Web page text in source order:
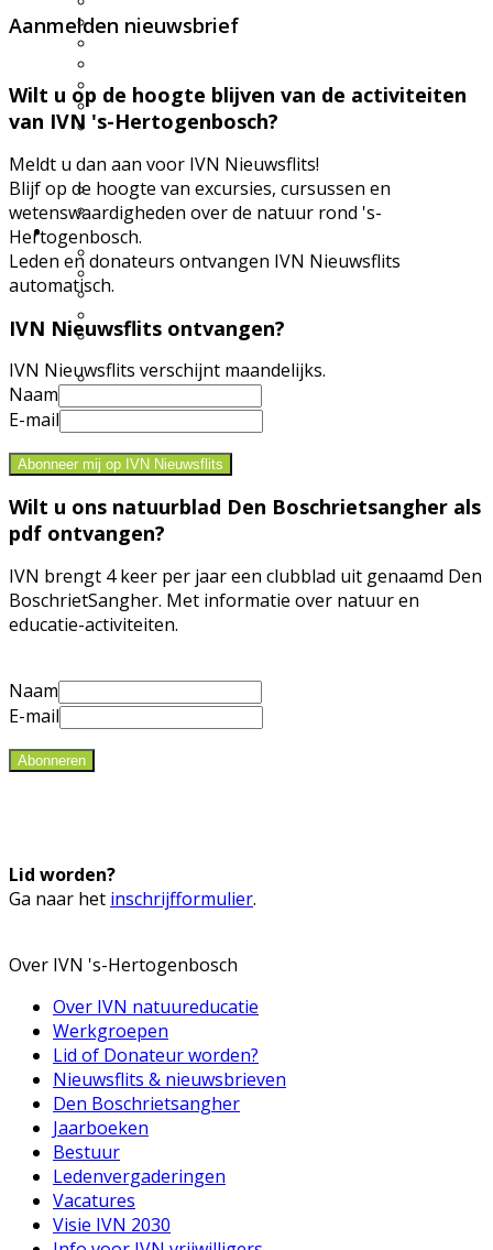
Ledenvergaderingen
Handboek werkgroepen
Materialen
Statuten, huishoudelijk
omgangsregels
Gidsenmateriaal
Over deze website
Contact
Contactgegevens
Excursie aanvragen
Lid worden en meedoen?
Meldpunt Natuur
Route naar 't Wikveld
Empel
Route naar BBS Nieuw
Aanmelden nieuwsbrief
Wilt u op de hoogte blijven van de activiteiten
van IVN 's-Hertogenbosch?
Meldt u dan aan voor IVN Nieuwsflits!
Blijf op de hoogte van excursies, cursussen en
wetenswaardigheden over de natuur rond 's-
Hertogenbosch.
Leden en donateurs ontvangen IVN Nieuwsflits
automatisch.
IVN Nieuwsflits ontvangen?
IVN Nieuwsflits verschijnt maandelijks.
Naam
E-mail
Abonneer mij op IVN Nieuwsflits
Wilt u ons natuurblad Den Boschrietsangher als
pdf ontvangen?
IVN brengt 4 keer per jaar een clubblad uit genaamd Den
BoschrietSangher. Met informatie over natuur en
educatie-activiteiten.
Naam
E-mail
Abonneren
Lid worden?
Ga naar het inschrijfformulier.
Over IVN 's-Hertogenbosch
Over IVN natuureducatie
Werkgroepen
Lid of Donateur worden?
Nieuwsflits & nieuwsbrieven
Den Boschrietsangher
Jaarboeken
Bestuur
Ledenvergaderingen
Vacatures
Visie IVN 2030